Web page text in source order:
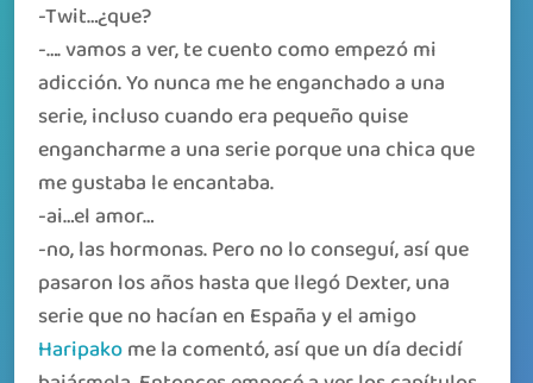
-Twit…¿que?
-…. vamos a ver, te cuento como empezó mi
adicción. Yo nunca me he enganchado a una
serie, incluso cuando era pequeño quise
engancharme a una serie porque una chica que
me gustaba le encantaba.
-ai…el amor…
-no, las hormonas. Pero no lo conseguí, así que
pasaron los años hasta que llegó Dexter, una
serie que no hacían en España y el amigo
Haripakome la comentó, así que un día decidí